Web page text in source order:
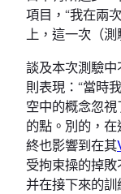
項目，“我在兩
上，這一次（
談及本次測驗
則表現：“當時
空中的概念忽
的點。別的，
終也影響到在其
受拘束操的掉
并在接下來的